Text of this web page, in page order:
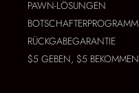
PAWN-LÖSUNGEN
BOTSCHAFTERPROGRAMM
RÜCKGABEGARANTIE
$5 GEBEN, $5 BEKOMMEN